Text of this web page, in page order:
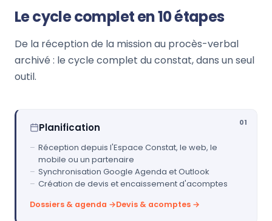
Le cycle complet en 10 étapes
De la réception de la mission au procès-verbal
archivé : le cycle complet du constat, dans un seul
outil.
01
Planification
Réception depuis l'Espace Constat, le web, le
mobile ou un partenaire
Synchronisation Google Agenda et Outlook
Création de devis et encaissement d'acomptes
Dossiers & agenda →Devis & acomptes →